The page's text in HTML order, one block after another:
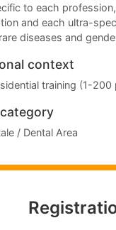
to each
and each ultra-
diseases and
context
training (1-200
/ Dental Area